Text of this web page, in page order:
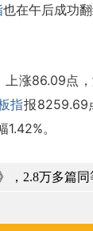
也在午后成功
涨86.09点，
指报8259.69
。
，2.8万多篇